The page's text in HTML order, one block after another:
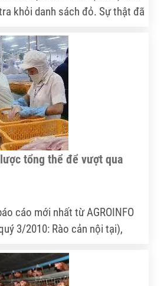
khỏi danh sách đỏ. Sự thật đã
bộ quy chuẩn mà họ lập ra
tổng thể để vượt qua
cáo mới nhất từ AGROINFO
3/2010: Rào cản nội tại),
đối mặt với tình hình sụt
trong thời kỳ thị trường xuất